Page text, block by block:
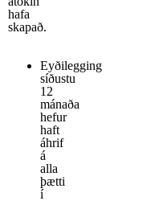
hafa
skapað.
Eyðilegging
síðustu
12
mánaða
hefur
haft
áhrif
á
alla
þætti
í